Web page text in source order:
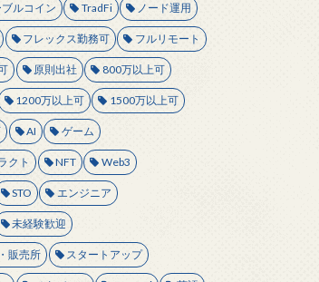
ブルコイン TradFi ノード運用
フレックス勤務可 フルリモート
原則出社 800万以上可
1200万以上可 1500万以上可
AI ゲーム
クト NFT Web3
STO エンジニア
未経験歓迎
販売所 スタートアップ